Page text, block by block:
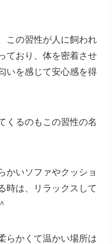
この習性が人に飼われ
ており、体を密着させ
いを感じて安心感を得
くるのもこの習性の名
かいソファやクッショ
時は、リラックスして
らかくて温かい場所は